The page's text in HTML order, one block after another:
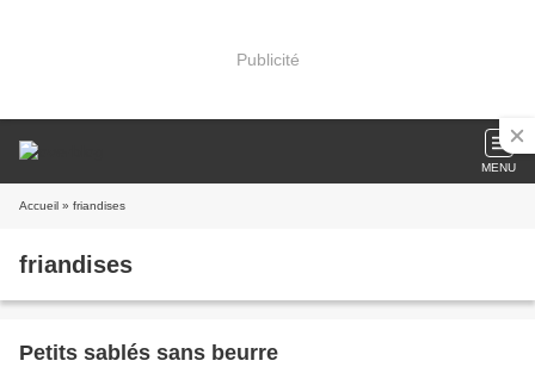
Publicité
MENU
Accueil » friandises
friandises
Petits sablés sans beurre